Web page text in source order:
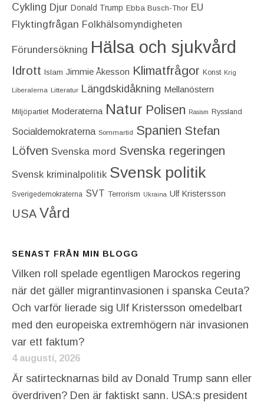
Cykling Djur Donald Trump Ebba Busch-Thor EU
Flyktingfrågan Folkhälsomyndigheten
Förundersökning Hälsa och sjukvård
Idrott Islam Jimmie Åkesson Klimatfrågor Konst Krig
Liberalerna Litteratur Längdskidåkning Mellanöstern
Miljöpartiet Moderaterna Natur Polisen Rasism Ryssland
Socialdemokraterna Sommartid Spanien Stefan
Löfven Svenska mord Svenska regeringen
Svensk kriminalpolitik Svensk politik
Sverigedemokraterna SVT Terrorism Ukraina Ulf Kristersson
USA Vård
SENAST FRÅN MIN BLOGG
Vilken roll spelade egentligen Marockos regering
när det gäller migrantinvasionen i spanska Ceuta?
Och varför lierade sig Ulf Kristersson omedelbart
med den europeiska extremhögern när invasionen
var ett faktum?
4 augusti, 2026
Är satirtecknarnas bild av Donald Trump sann eller
överdriven? Den är faktiskt sann. USA:s president